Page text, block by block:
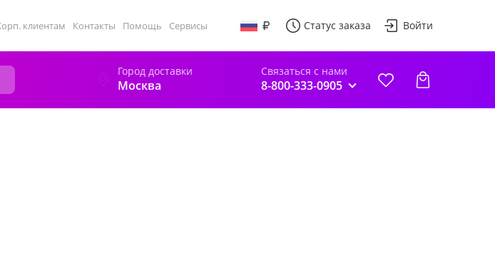
клиентам Контакты Помощь Сервисы Статус заказа Войти
Город доставки
Москва
Связаться с нами
8-800-333-0905